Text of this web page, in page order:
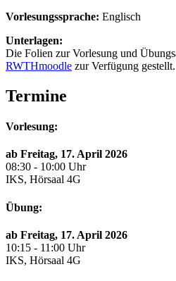
Vorlesungssprache: Englisch
Unterlagen:
Die Folien zur Vorlesung und
RWTHmoodle zur Verfügung gestellt.
Termine
Vorlesung:
ab Freitag, 17. April 2026
08:30 - 10:00 Uhr
IKS, Hörsaal 4G
Übung:
ab Freitag, 17. April 2026
10:15 - 11:00 Uhr
IKS, Hörsaal 4G